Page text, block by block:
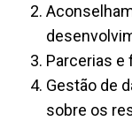
Parcerias
Gestão de
sobre os